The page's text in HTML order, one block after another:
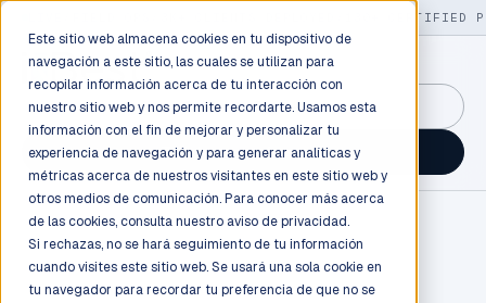
Este sitio web almacena cookies en tu dispositivo de
navegación a este sitio, las cuales se utilizan para
recopilar información acerca de tu interacción con
nuestro sitio web y nos permite recordarte. Usamos esta
información con el fin de mejorar y personalizar tu
experiencia de navegación y para generar analíticas y
métricas acerca de nuestros visitantes en este sitio web y
otros medios de comunicación. Para conocer más acerca
de las cookies, consulta nuestro aviso de privacidad.
Si rechazas, no se hará seguimiento de tu información
cuando visites este sitio web. Se usará una sola cookie en
tu navegador para recordar tu preferencia de que no se
130+ CERTIFIED
GuidancePlex →
Talk to an engineer →